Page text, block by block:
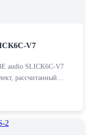
V7
audio SLICK6C-V7
рассчитанный…